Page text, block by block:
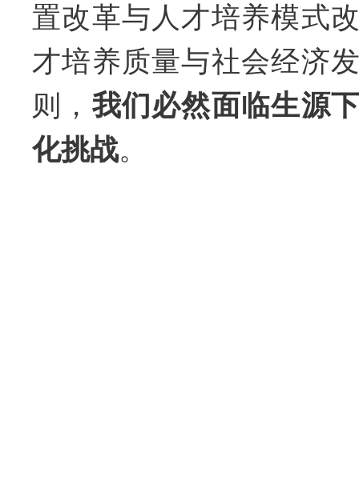
置改革与人才培养模式
才培养质量与社会经济
则， 我们必然面临生源
化挑战。